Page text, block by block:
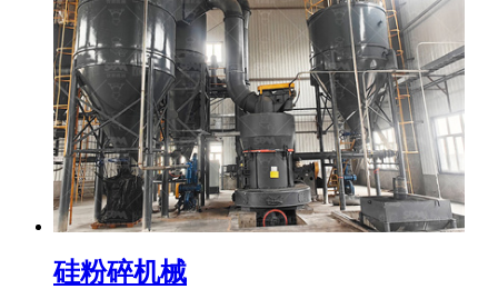
硅粉碎机械